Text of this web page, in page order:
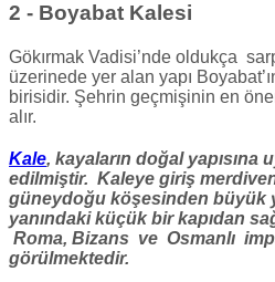
2 - Boyabat Kalesi
Gökırmak Vadisi’nde oldukça
üzerinede yer alan yapı
birisidir. Şehrin geçmişinin en
alır.
Kale, kayaların doğal yapısına
edilmiştir. Kaleye giriş
güneydoğu köşesinden büyük
yanındaki küçük bir kapıdan
Roma, Bizans ve Osmanlı
görülmektedir.